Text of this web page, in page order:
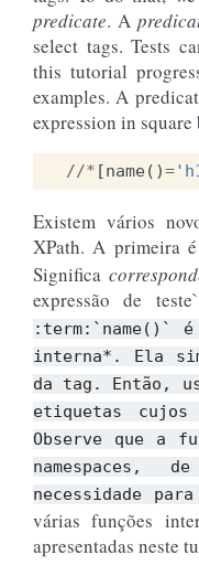
predicate. A
select tags. Tests
this tutorial
examples. A
expression in square
//* [name()=
Existem vários
XPath. A primeira
Significa
expressão de
:term:`name()`
é
interna*.
Ela
da
tag. Então,
etiquetas
cujos
Observe
que a
namespaces,
de
necessidade
para
várias funções
apresentadas neste